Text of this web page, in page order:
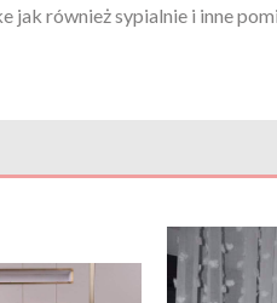
jak również sypialnie i inne